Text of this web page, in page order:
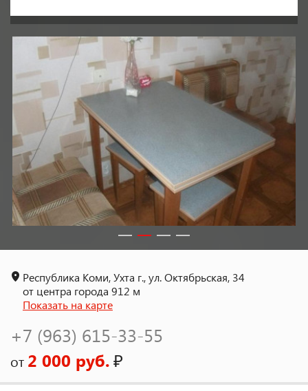
Республика Коми, Ухта г., ул. Октябрьская, 34
от центра города 912 м
Показать на карте
+7 (963) 615-33-55
от 2 000 руб.₽